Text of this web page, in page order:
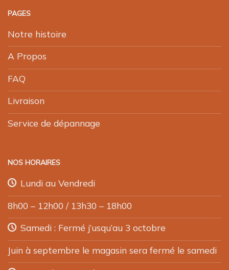
PAGES
Notre histoire
A Propos
FAQ
Livraison
Service de dépannage
NOS HORAIRES
Lundi au Vendredi
8h00 – 12h00 / 13h30 – 18h00
Samedi : Fermé j’usqu’au 3 octobre
Juin à septembre le magasin sera fermé le samedi